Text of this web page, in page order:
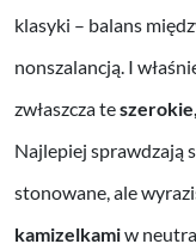
klasyki – balans
nonszalancją. I
zwłaszcza te
Najlepiej sprawdzają
stonowane, ale
kamizelkamiw